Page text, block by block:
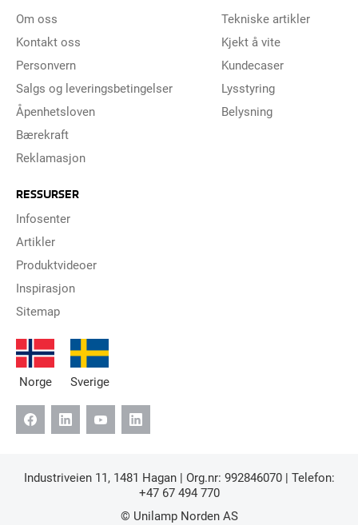
Om oss
Kontakt oss
Personvern
Salgs og leveringsbetingelser
Åpenhetsloven
Bærekraft
Reklamasjon
Tekniske artikler
Kjekt å vite
Kundecaser
Lysstyring
Belysning
RESSURSER
Infosenter
Artikler
Produktvideoer
Inspirasjon
Sitemap
Norge Sverige
Industriveien 11, 1481 Hagan | Org.nr: 992846070 | Telefon:
+47 67 494 770
© Unilamp Norden AS